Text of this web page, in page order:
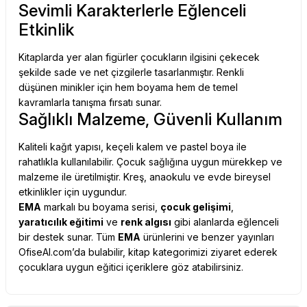
Sevimli Karakterlerle Eğlenceli
Etkinlik
Kitaplarda yer alan figürler çocukların ilgisini çekecek
şekilde sade ve net çizgilerle tasarlanmıştır. Renkli
düşünen minikler için hem boyama hem de temel
kavramlarla tanışma fırsatı sunar.
Sağlıklı Malzeme, Güvenli Kullanım
Kaliteli kağıt yapısı, keçeli kalem ve pastel boya ile
rahatlıkla kullanılabilir. Çocuk sağlığına uygun mürekkep ve
malzeme ile üretilmiştir. Kreş, anaokulu ve evde bireysel
etkinlikler için uygundur.
EMA markalı bu boyama serisi, çocuk gelişimi
yaratıcılık eğitimi ve renk algısı gibi alanlarda eğlenceli
bir destek sunar. Tüm EMA ürünlerini ve benzer yayınları
OfiseAl.com’da bulabilir, kitap kategorimizi ziyaret ederek
çocuklara uygun eğitici içeriklere göz atabilirsiniz.